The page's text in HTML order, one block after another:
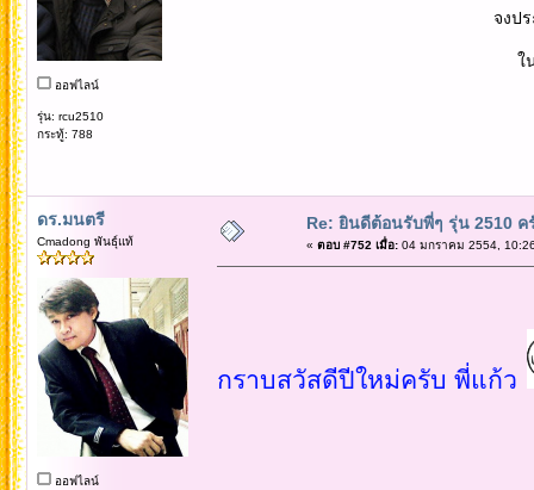
ออฟไลน์
รุ่น: rcu2510
กระทู้: 788
จงประสบความสุข ค
ในสิ่งอันพึงปรารถ
ดร.มนตรี
Cmadong พันธุ์แท้
ออฟไลน์
Re: ยินดีต้อนรับพี่ๆ รุ่น 2510 ค
« ตอบ #752 เมื่อ:04 มกราคม 2554,
กราบสวัสดีปีใหม่ครับ พี่แก้ว